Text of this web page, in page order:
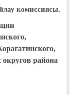
комиссиясы.
округов района